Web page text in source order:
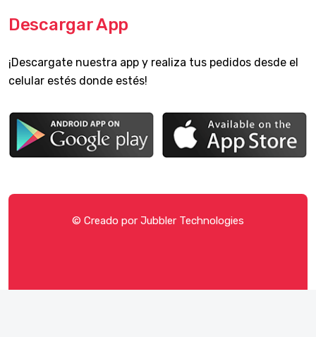
Descargar App
¡Descargate nuestra app y realiza tus pedidos desde el
celular estés donde estés!
© Creado por Jubbler Technologies